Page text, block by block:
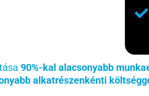
90%-kal alacsonyabb
alkatrészenkénti